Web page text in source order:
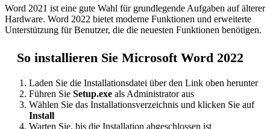
Word 2021 ist eine gute Wahl für grundlegende Aufgaben auf älterer
Hardware. Word 2022 bietet moderne Funktionen und erweiterte
Unterstützung für Benutzer, die die neuesten Funktionen benötigen.
So installieren Sie Microsoft Word 2022
Laden Sie die Installationsdatei über den Link oben herunter
Führen Sie Setup.exe als Administrator aus
Wählen Sie das Installationsverzeichnis und klicken Sie auf
Install
Warten Sie, bis die Installation abgeschlossen ist